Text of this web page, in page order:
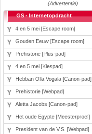
(Advertentie)
GS - Internetopdracht
4 en 5 mei [Escape room]
Gouden Eeuw [Escape room]
Prehistorie [Plus-pad]
4 en 5 mei [Kiespad]
Hebban Olla Vogala [Canon-pad]
Prehistorie [Webpad]
Aletta Jacobs [Canon-pad]
Het oude Egypte [Meesterproef]
President van de V.S. [Webpad]